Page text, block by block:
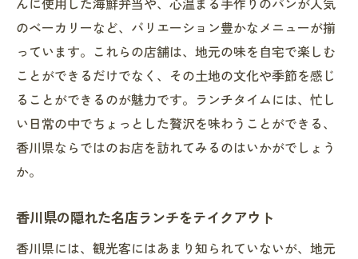
んに使用した海鮮弁当や、心温まる手作りのパンが人気
のベーカリーなど、バリエーション豊かなメニューが揃
っています。これらの店舗は、地元の味を自宅で楽しむ
ことができるだけでなく、その土地の文化や季節を感じ
ることができるのが魅力です。ランチタイムには、忙し
い日常の中でちょっとした贅沢を味わうことができる、
香川県ならではのお店を訪れてみるのはいかがでしょう
か。
香川県の隠れた名店ランチをテイクアウト
香川県には、観光客にはあまり知られていないが、地元